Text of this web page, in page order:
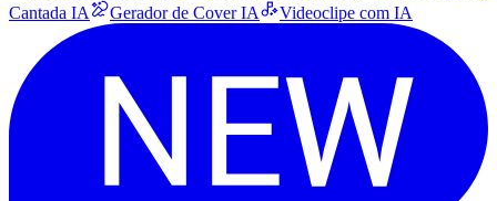
Cantada IA
Gerador de Cover IA Videoclipe com IA